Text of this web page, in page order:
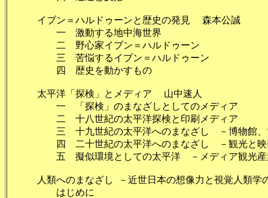
イブン＝ハルドゥーンと歴史の発見 森本公
一 激動する地中海世
二 野心家イブン＝ハルドゥ
三 苦悩するイブン＝ハルドゥ
四 歴史を動かすも
太平洋「探検」とメディア 山中速
一 「探検」のまなざしとしてのメ
二 十八世紀の太平洋探検と印刷メディ
三 十九世紀の太平洋へのまなざし －博物館、博
四 二十世紀の太平洋へのまなざし －観光と映
五 擬似環境としての太平洋 －メディア観光産業
人類へのまなざし －近世日本の想像力と視覚人類
はじめに